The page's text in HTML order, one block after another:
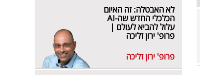
לא האבטלה: זה האיום
הכלכלי החדש שה-AI
עלול להביא לעולם |
פרופ' ירון זליכה
פרופ' ירון זליכה